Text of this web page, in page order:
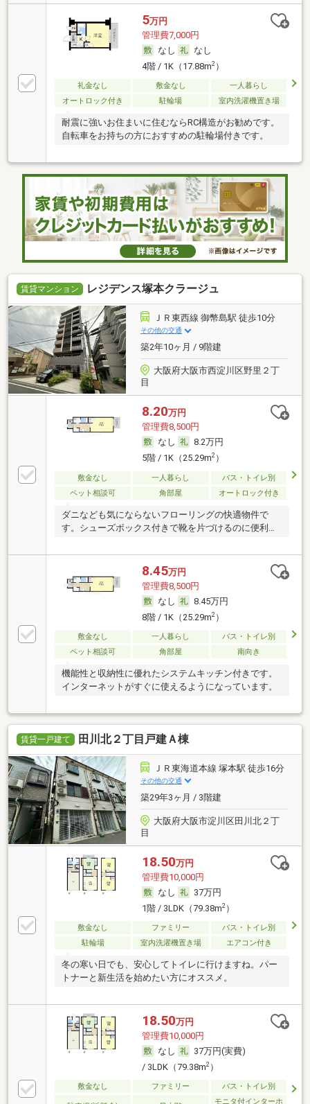
5万円
管理費7,000円
なし
なし
4階 / 1K（17.88m2）
礼金なし 敷金なし
一人暮らし
オートロック付き
駐輪場 室内洗濯機置き場
耐震に強いお住まいに住むならRC構造がお勧めです。
自転車をお持ちの方におすすめの駐輪場付きです。
賃貸マンション レジデンス塚本クラージュ
ＪＲ東西線 御幣島駅 徒歩10分
その他の交通
築2年10ヶ月 / 9階建
大阪府大阪市西淀川区野里２丁
目
8.20万円
管理費8,500円
なし
8.2万円
5階 / 1K（25.29m2）
敷金なし 一人暮らし
バス・トイレ別
ペット相談可
角部屋 オートロック付き
ダニなども気にならないフローリングの快適物件で
す。シューズボックス付きで靴を片づけるのに便利で
8.45万円
管理費8,500円
なし
8.45万円
8階 / 1K（25.29m2）
敷金なし 一人暮らし
バス・トイレ別
ペット相談可
角部屋 南向き
機能性と収納性に優れたシステムキッチン付きです。
インターネットがすぐに使えるようになっています。
賃貸一戸建て 田川北２丁目戸建Ａ棟
ＪＲ東海道本線 塚本駅 徒歩16分
その他の交通
築29年3ヶ月 / 3階建
大阪府大阪市淀川区田川北２丁
目
18.50万円
管理費10,000円
なし
37万円
1階 / 3LDK（79.38m2）
敷金なし ファミリー
バス・トイレ別
駐輪場
室内洗濯機置き場 エアコン付き
冬の寒い日でも、安心してトイレに行けますね。パー
トナーと新生活を始めたい方にオススメ。
18.50万円
管理費10,000円
なし
37万円(実費)
/ 3LDK（79.38m2）
敷金なし ファミリー バス・トイレ別
モニタ付インターホ